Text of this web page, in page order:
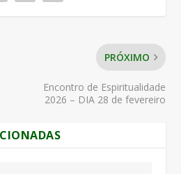
PRÓXIMO
Encontro de Espiritualidade
2026 – DIA 28 de fevereiro